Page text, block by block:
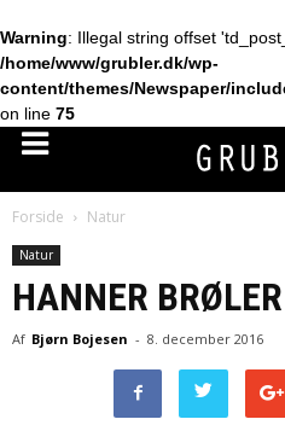
Warning: Illegal string offset
/home/www/grubler.dk/wp-
content/themes/Newspaper/
on line 75
Forside Natur
Natur
HANNER
Af Bjørn Bojesen - 8. december 2016